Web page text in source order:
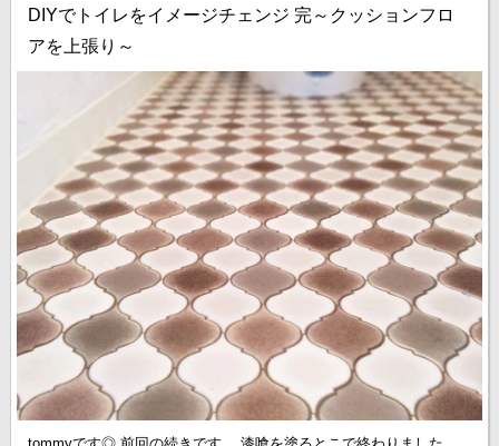
DIYでトイレをイメージチェンジ 完～クッションフロ
アを上張り～